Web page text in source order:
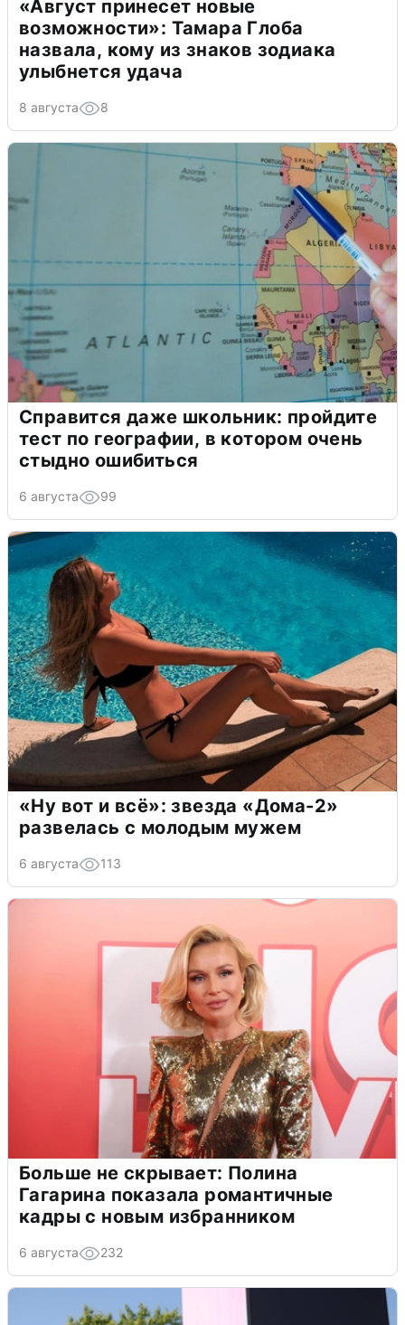
«Август принесет новые
возможности»: Тамара Глоба
назвала, кому из знаков зодиака
улыбнется удача
8 августа 8
Справится даже школьник: пройдите
тест по географии, в котором очень
стыдно ошибиться
6 августа 99
«Ну вот и всё»: звезда «Дома-2»
развелась с молодым мужем
6 августа 113
Больше не скрывает: Полина
Гагарина показала романтичные
кадры с новым избранником
6 августа 232